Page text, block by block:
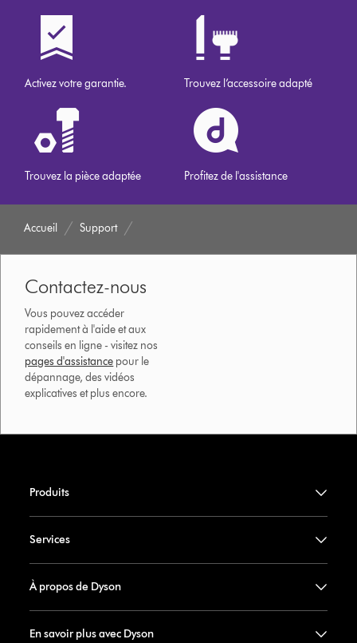
Activez votre garantie. Trouvez l’accessoire adapté
Trouvez la pièce adaptée Profitez de l'assistance
Accueil Support
Contactez-nous
Vous pouvez accéder
rapidement à l'aide et aux
conseils en ligne - visitez nos
pages d'assistance pour le
dépannage, des vidéos
explicatives et plus encore.
Produits
Services
À propos de Dyson
En savoir plus avec Dyson